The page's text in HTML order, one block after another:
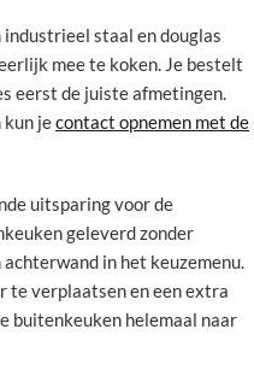
staal en douglas
mee te koken. Je bestelt
eerst de juiste afmetingen.
kun jecontact opnemen met de
uitsparing voor de
geleverd zonder
in het keuzemenu.
te verplaatsen en een extra
buitenkeuken helemaal naar